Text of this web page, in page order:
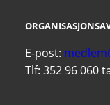
E-post:
Tlf: 352 96 060